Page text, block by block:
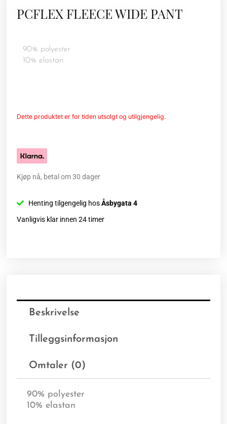
PCFLEX FLEECE WIDE PANT
90% polyester
10% elastan
Dette produktet er for tiden utsolgt og utilgjengelig.
Kjøp nå, betal om 30 dager
Henting tilgengelig hosÅsbygata 4
Vanligvis klar innen 24 timer
Beskrivelse
Tilleggsinformasjon
Omtaler (0)
90% polyester
10% elastan